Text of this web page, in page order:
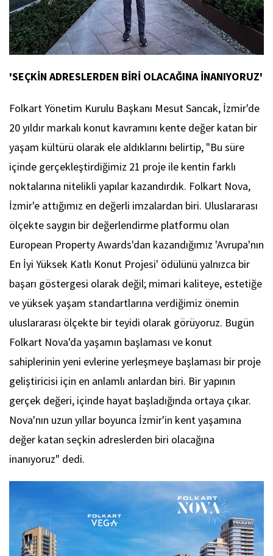
'SEÇKİN ADRESLERDEN BİRİ OLACAĞINA İNANIYORUZ'
Folkart Yönetim Kurulu Başkanı Mesut Sancak, İzmir'de
20 yıldır markalı konut kavramını kente değer katan bir
yaşam kültürü olarak ele aldıklarını belirtip, "Bu süre
içinde gerçekleştirdiğimiz 21 proje ile kentin farklı
noktalarına nitelikli yapılar kazandırdık. Folkart Nova,
İzmir'e attığımız en değerli imzalardan biri. Uluslararası
ölçekte saygın bir değerlendirme platformu olan
European Property Awards'dan kazandığımız 'Avrupa'nın
En İyi Yüksek Katlı Konut Projesi' ödülünü yalnızca bir
başarı göstergesi olarak değil; mimari kaliteye, estetiğe
ve yüksek yaşam standartlarına verdiğimiz önemin
uluslararası ölçekte bir teyidi olarak görüyoruz. Bugün
Folkart Nova'da yaşamın başlaması ve konut
sahiplerinin yeni evlerine yerleşmeye başlaması bir proje
geliştiricisi için en anlamlı anlardan biri. Bir yapının
gerçek değeri, içinde hayat başladığında ortaya çıkar.
Nova'nın uzun yıllar boyunca İzmir'in kent yaşamına
değer katan seçkin adreslerden biri olacağına
inanıyoruz" dedi.